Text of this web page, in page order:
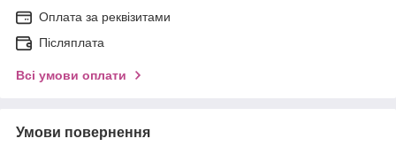
Оплата за реквізитами
Післяплата
Всі умови оплати
Умови повернення